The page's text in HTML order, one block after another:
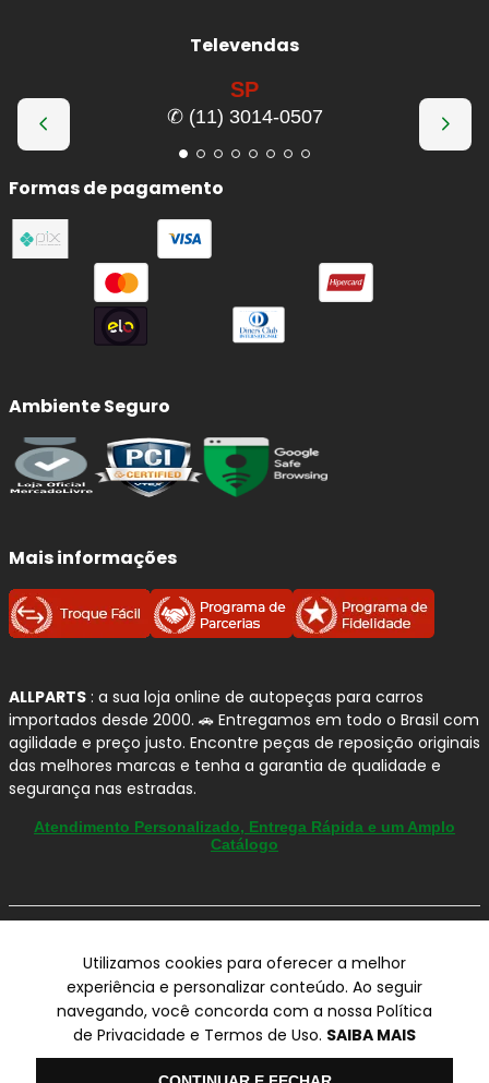
Televendas
SP
✆ (11) 3014-0507
Formas de pagamento
Ambiente Seguro
Mais informações
ALLPARTS : a sua loja online de autopeças para carros
importados desde 2000. 🚗 Entregamos em todo o Brasil com
agilidade e preço justo. Encontre peças de reposição originais
das melhores marcas e tenha a garantia de qualidade e
segurança nas estradas.
Atendimento Personalizado, Entrega Rápida e um Amplo
Catálogo
ALLPARTS Com. de Peças Automotivas Ltda.
CNPJ 03.724.695/0001-42 - Av. Avelino Capellato, 450 - Santa
Claudina - Vinhedo/SP - CEP 13284-480.
Utilizamos cookies para oferecer a melhor
experiência e personalizar conteúdo. Ao seguir
navegando, você concorda com a nossa Política
de Privacidade e Termos de Uso. SAIBA MAIS